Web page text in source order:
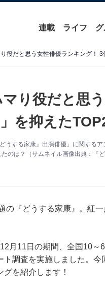
連載 ライフ グ
り役だと思う女性俳優ランキング！
マり役だと思
を抑えた
うする家康』出演俳優」に関する
のは？（サムネイル画像出典：『
の『どうする家康』。紅
月11日の期間、全国10～
調査を実施しました。今
を紹介します！